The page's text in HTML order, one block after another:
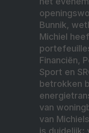
Bunnik,
Michiel
Financiën,
Sport en
betrokken
van
van
is duidelijk: